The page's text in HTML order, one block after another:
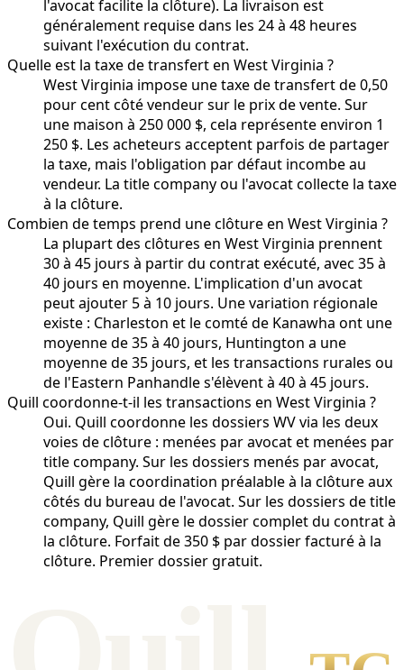
l'avocat facilite la clôture). La livraison est
généralement requise dans les 24 à 48 heures
suivant l'exécution du contrat.
Quelle est la taxe de transfert en West Virginia ?
West Virginia impose une taxe de transfert de 0,50
pour cent côté vendeur sur le prix de vente. Sur
une maison à 250 000 $, cela représente environ 1
250 $. Les acheteurs acceptent parfois de partager
la taxe, mais l'obligation par défaut incombe au
vendeur. La title company ou l'avocat collecte la taxe
à la clôture.
Combien de temps prend une clôture en West Virginia ?
La plupart des clôtures en West Virginia prennent
30 à 45 jours à partir du contrat exécuté, avec 35 à
40 jours en moyenne. L'implication d'un avocat
peut ajouter 5 à 10 jours. Une variation régionale
existe : Charleston et le comté de Kanawha ont une
moyenne de 35 à 40 jours, Huntington a une
moyenne de 35 jours, et les transactions rurales ou
de l'Eastern Panhandle s'élèvent à 40 à 45 jours.
Quill coordonne-t-il les transactions en West Virginia ?
Oui. Quill coordonne les dossiers WV via les deux
voies de clôture : menées par avocat et menées par
title company. Sur les dossiers menés par avocat,
Quill gère la coordination préalable à la clôture aux
côtés du bureau de l'avocat. Sur les dossiers de title
company, Quill gère le dossier complet du contrat à
la clôture. Forfait de 350 $ par dossier facturé à la
clôture. Premier dossier gratuit.